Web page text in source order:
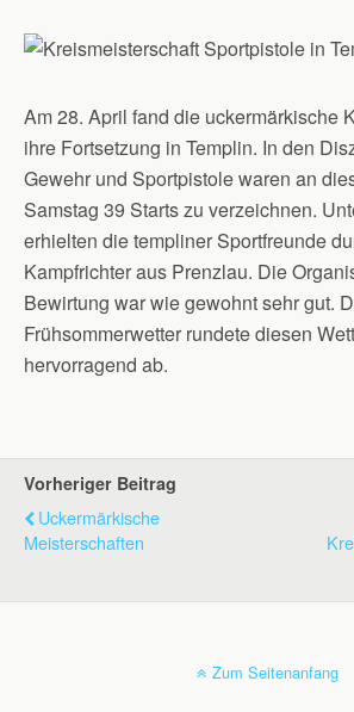
Am 28. April fand die uckermärkische
ihre Fortsetzung in Templin. In den
Gewehr und Sportpistole waren an
Samstag 39 Starts zu verzeichnen.
erhielten die templiner Sportfreunde
Kampfrichter aus Prenzlau. Die
Bewirtung war wie gewohnt sehr gut.
Frühsommerwetter rundete diesen
hervorragend ab.
Vorheriger Beitrag
Uckermärkische
Meisterschaften
Zum Seitenanfang